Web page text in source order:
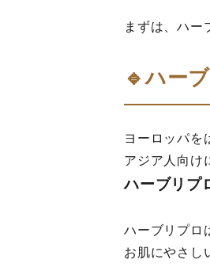
まずは、ハー
🔹ハー
ヨーロッパを
アジア人向け
ハーブリプ
ハーブリプロ
お肌にやさし